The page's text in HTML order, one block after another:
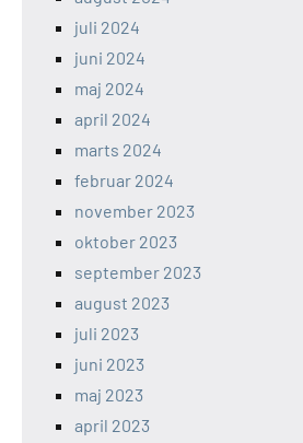
juli 2024
juni 2024
maj 2024
april 2024
marts 2024
februar 2024
november 2023
oktober 2023
september 2023
august 2023
juli 2023
juni 2023
maj 2023
april 2023